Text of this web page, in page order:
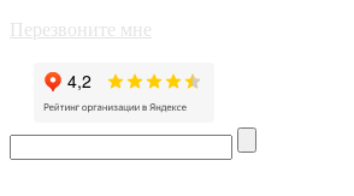
Перезвоните мне